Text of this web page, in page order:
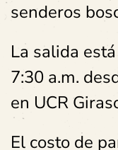
senderos
La salida
7:30 a.m.
en UCR
El costo de